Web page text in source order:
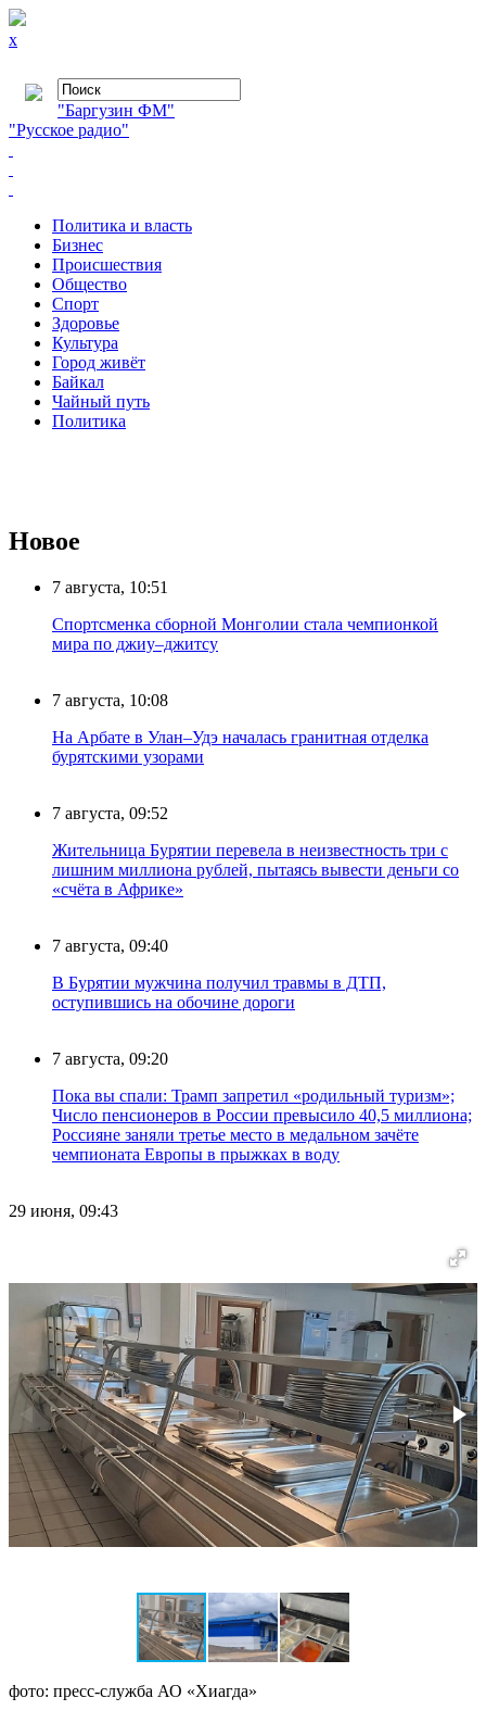
x
"Баргузин ФМ"
"Русское радио"
Политика и власть
Бизнес
Происшествия
Общество
Cпорт
Здоровье
Культура
Город живёт
Байкал
Чайный путь
Политика
Новое
7 августа, 10:51
Спортсменка сборной Монголии стала чемпионкой
мира по джиу–джитсу
7 августа, 10:08
На Арбате в Улан–Удэ началась гранитная отделка
бурятскими узорами
7 августа, 09:52
Жительница Бурятии перевела в неизвестность три с
лишним миллиона рублей, пытаясь вывести деньги со
«счёта в Африке»
7 августа, 09:40
В Бурятии мужчина получил травмы в ДТП,
оступившись на обочине дороги
7 августа, 09:20
Пока вы спали: Трамп запретил «родильный туризм»;
Число пенсионеров в России превысило 40,5 миллиона;
Россияне заняли третье место в медальном зачёте
чемпионата Европы в прыжках в воду
29 июня, 09:43
фото: пресс-служба АО «Хиагда»